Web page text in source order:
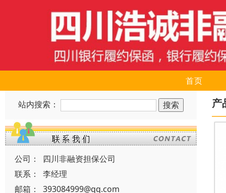
首页
站内搜索：
公司：
四川非融资担保公司
联系：
李经理
邮箱：
393084999@qq.com
产